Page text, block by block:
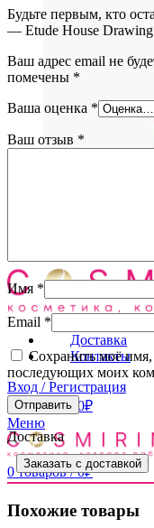
Доставка
Контакты
Вход / Регистрация
0товаров / 0₽
Меню
0товаров / 0₽
Будьте первым, кто
— Etude House
Ваш адрес email не
помечены *
Ваша оценка *
Ваш отзыв *
Имя *
Email *
Сохранить моё имя,
последующих моих
Доставка
Заказать с доставкой
Похожие товары